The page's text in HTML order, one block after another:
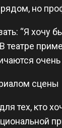
но
“Я
театре
очень
сцены
тех, кто